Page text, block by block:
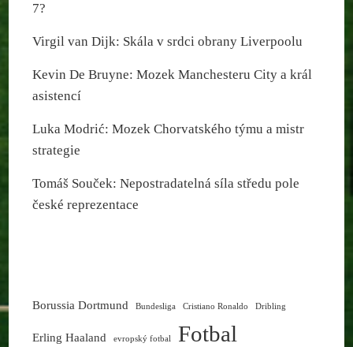
7?
Virgil van Dijk: Skála v srdci obrany Liverpoolu
Kevin De Bruyne: Mozek Manchesteru City a král
asistencí
Luka Modrić: Mozek Chorvatského týmu a mistr
strategie
Tomáš Souček: Nepostradatelná síla středu pole
české reprezentace
Borussia Dortmund Bundesliga Cristiano Ronaldo Dribling
Erling Haaland evropský fotbal Fotbal